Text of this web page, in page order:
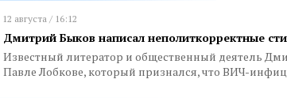
12 августа / 16:12
Дмитрий Быков написал неполиткорректные
Известный литератор и общественный деятель
Павле Лобкове, который признался, что ВИЧ-